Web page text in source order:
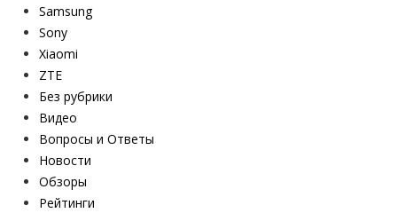
Samsung
Sony
Xiaomi
ZTE
Без рубрики
Видео
Вопросы и Ответы
Новости
Обзоры
Рейтинги